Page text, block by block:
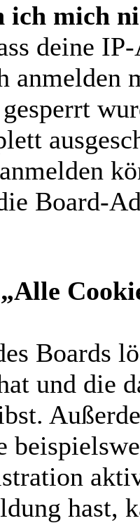
ich mich
deine
anmelden
Board-
Boards
und die
hast,